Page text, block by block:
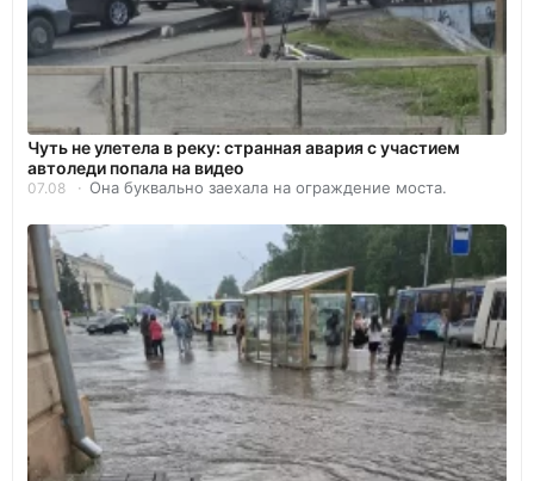
Чуть не улетела в реку: странная авария с участием
автоледи попала на видео
07.08 Она буквально заехала на ограждение моста.